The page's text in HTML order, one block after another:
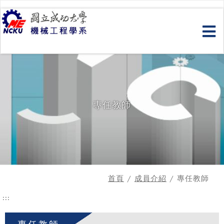
跳
到
主
要
容
專任教師
首頁 / 成員介紹 / 專任教師
:::